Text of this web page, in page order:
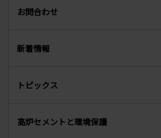
所在地
セルフレベリング材
天端材
新卒募集要項（大学卒・大学院卒）
インターンシップ
先輩からのメッセージ
お問合わせ
新着情報
トピックス
高炉セメントと環境保護